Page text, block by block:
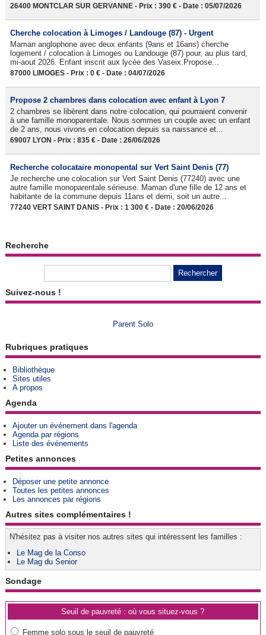
26400 MONTCLAR SUR GERVANNE - Prix : 390 € - Date : 05/07/2026
Cherche colocation à Limoges / Landouge (87) - Urgent
Maman anglophone avec deux enfants (9ans et 16ans) cherche
logement / colocation à Limoges ou Landouge (87) pour, au plus tard,
mi-aout 2026. Enfant inscrit aux lycée des Vaseix.Propose...
87000 LIMOGES - Prix : 0 € - Date : 04/07/2026
Propose 2 chambres dans colocation avec enfant à Lyon 7
2 chambres se libèrent dans notre colocation, qui pourraient convenir
à une famille monoparentale. Nous sommes un couple avec un enfant
de 2 ans, nous vivons en colocation depuis sa naissance et...
69007 LYON - Prix : 835 € - Date : 26/06/2026
Recherche colocataire monopental sur Vert Saint Denis (77)
Je recherche une colocation sur Vert Saint Denis (77240) avec une
autre famille monoparentale sérieuse. Maman d'une fille de 12 ans et
habitante de la commune depuis 11ans et demi, soit un autre...
77240 VERT SAINT DANIS - Prix : 1 300 € - Date : 20/06/2026
Recherche
Suivez-nous !
Parent Solo
Rubriques pratiques
Bibliothèque
Sites utiles
A propos
Agenda
Ajouter un événement dans l'agenda
Agenda par régions
Liste des événements
Petites annonces
Déposer une petite annonce
Toutes les petites annonces
Les annonces par régions
Autres sites complémentaires !
N'hésitez pas à visiter nos autres sites qui intéressent les familles :
Le Mag de la Conso
Le Mag du Senior
Sondage
Seuil de pauvreté : où vous situez-vous ?
Femme solo sous le seuil de pauvreté